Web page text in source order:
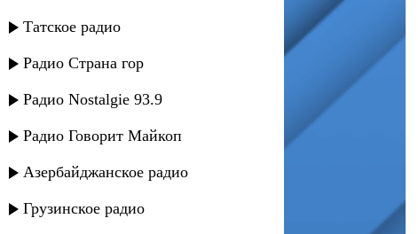
Татское радио
Радио Страна гор
Радио Nostalgie 93.9
Радио Говорит Майкоп
Азербайджанское радио
Грузинское радио